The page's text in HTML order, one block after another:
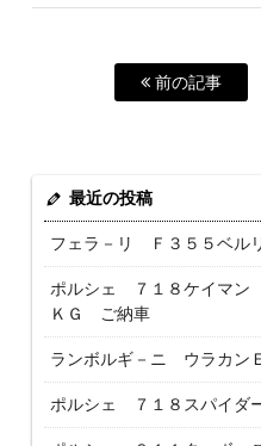
前の記事
最近の投稿
フェラ－リ Ｆ３５５ベル
ポルシェ ７１８ケイマ
ＫＧ ご納車
ランボルギ－ニ ウラカン
ポルシェ ７１８スパイダ